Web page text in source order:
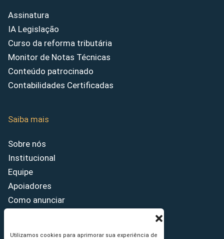
Utilizamos cookies para aprimorar sua experiência de
Assinatura
IA Legislação
Curso da reforma tributária
Monitor de Notas Técnicas
Conteúdo patrocinado
Contabilidades Certificadas
Saiba mais
Sobre nós
Institucional
Equipe
Apoiadores
Como anunciar